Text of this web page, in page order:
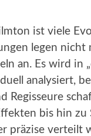
ist viele
legen
an. Es wird in
analysiert,
Regisseure
bis hin
präzise verteilt